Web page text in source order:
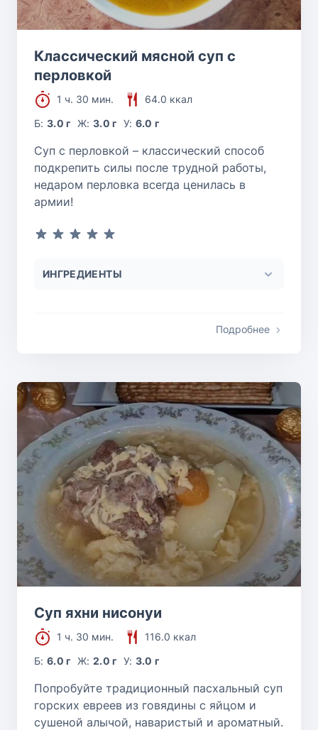
Классический мясной суп с
перловкой
1 ч. 30 мин.
64.0 ккал
Б:3.0 г Ж: 3.0 г У: 6.0 г
Суп с перловкой – классический способ
подкрепить силы после трудной работы,
недаром перловка всегда ценилась в
армии!
ИНГРЕДИЕНТЫ
Подробнее
Суп яхни нисонуи
1 ч. 30 мин.
116.0 ккал
Б:6.0 г Ж: 2.0 г У: 3.0 г
Попробуйте традиционный пасхальный суп
горских евреев из говядины с яйцом и
сушеной алычой, наваристый и ароматный.